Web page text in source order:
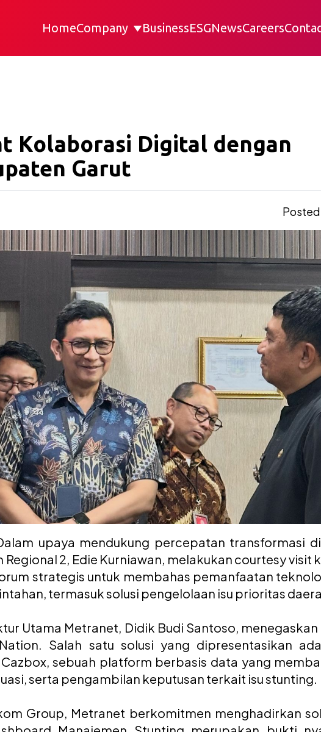
HomeCompany BusinessESGNewsCareers
Kolaborasi Digital dengan
Garut
upaya mendukung percepatan transformasi
Regional 2, Edie Kurniawan, melakukan courtesy visit
strategis untuk membahas pemanfaatan
termasuk solusi pengelolaan isu prioritas
Utama Metranet, Didik Budi Santoso,
Salah satu solusi yang dipresentasikan
sebuah platform berbasis data yang
serta pengambilan keputusan terkait isu stunting.
Group, Metranet berkomitmen menghadirkan